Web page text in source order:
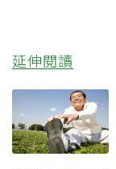
延伸閱讀